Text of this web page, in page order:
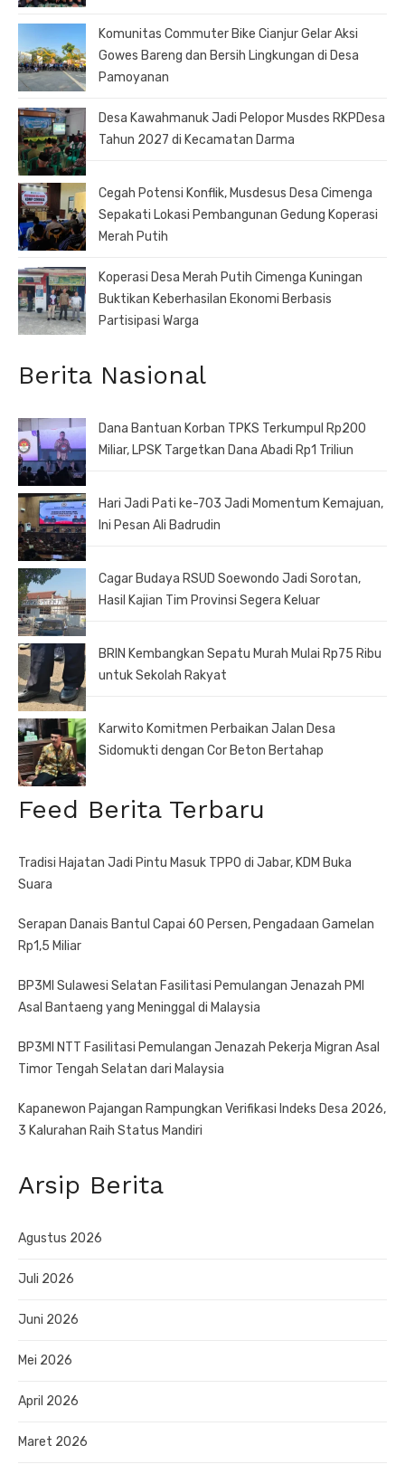
Komunitas Commuter Bike Cianjur Gelar Aksi
Gowes Bareng dan Bersih Lingkungan di Desa
Pamoyanan
Desa Kawahmanuk Jadi Pelopor Musdes RKPDesa
Tahun 2027 di Kecamatan Darma
Cegah Potensi Konflik, Musdesus Desa Cimenga
Sepakati Lokasi Pembangunan Gedung Koperasi
Merah Putih
Koperasi Desa Merah Putih Cimenga Kuningan
Buktikan Keberhasilan Ekonomi Berbasis
Partisipasi Warga
Berita Nasional
Dana Bantuan Korban TPKS Terkumpul Rp200
Miliar, LPSK Targetkan Dana Abadi Rp1 Triliun
Hari Jadi Pati ke-703 Jadi Momentum Kemajuan,
Ini Pesan Ali Badrudin
Cagar Budaya RSUD Soewondo Jadi Sorotan,
Hasil Kajian Tim Provinsi Segera Keluar
BRIN Kembangkan Sepatu Murah Mulai Rp75 Ribu
untuk Sekolah Rakyat
Karwito Komitmen Perbaikan Jalan Desa
Sidomukti dengan Cor Beton Bertahap
Feed Berita Terbaru
Tradisi Hajatan Jadi Pintu Masuk TPPO di Jabar, KDM Buka
Suara
Serapan Danais Bantul Capai 60 Persen, Pengadaan Gamelan
Rp1,5 Miliar
BP3MI Sulawesi Selatan Fasilitasi Pemulangan Jenazah PMI
Asal Bantaeng yang Meninggal di Malaysia
BP3MI NTT Fasilitasi Pemulangan Jenazah Pekerja Migran Asal
Timor Tengah Selatan dari Malaysia
Kapanewon Pajangan Rampungkan Verifikasi Indeks Desa 2026,
3 Kalurahan Raih Status Mandiri
Arsip Berita
Agustus 2026
Juli 2026
Juni 2026
Mei 2026
April 2026
Maret 2026